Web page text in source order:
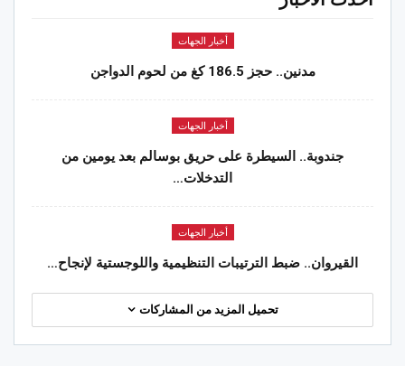
أخبار الجهات
مدنين.. حجز 186.5 كغ من لحوم الدواجن
أخبار الجهات
جندوبة.. السيطرة على حريق بوسالم بعد يومين من
التدخلات…
أخبار الجهات
القيروان.. ضبط الترتيبات التنظيمية واللوجستية لإنجاح…
تحميل المزيد من المشاركات